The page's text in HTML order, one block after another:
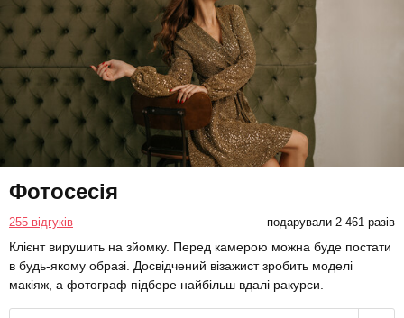
Фотосесія
255 відгуків подарували 2 461 разів
Клієнт вирушить на зйомку. Перед камерою можна буде постати
в будь-якому образі. Досвідчений візажист зробить моделі
макіяж, а фотограф підбере найбільш вдалі ракурси.